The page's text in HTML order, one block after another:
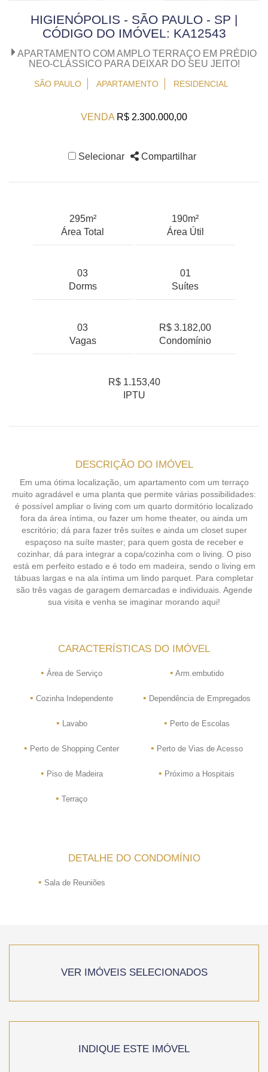
HIGIENÓPOLIS - SÃO PAULO - SP |
CÓDIGO DO IMÓVEL: KA12543
APARTAMENTO COM AMPLO TERRAÇO EM PRÉDIO
NEO-CLÁSSICO PARA DEIXAR DO SEU JEITO!
SÃO PAULO APARTAMENTO RESIDENCIAL
VENDA R$ 2.300.000,00
Selecionar Compartilhar
295m²
Área Total
190m²
Área Útil
03
Dorms
01
Suítes
03
Vagas
R$ 3.182,00
Condomínio
R$ 1.153,40
IPTU
DESCRIÇÃO DO IMÓVEL
Em uma ótima localização, um apartamento com um terraço
muito agradável e uma planta que permite várias possibilidades:
é possível ampliar o living com um quarto dormitório localizado
fora da área íntima, ou fazer um home theater, ou ainda um
escritório; dá para fazer três suítes e ainda um closet super
espaçoso na suíte master; para quem gosta de receber e
cozinhar, dá para integrar a copa/cozinha com o living. O piso
está em perfeito estado e é todo em madeira, sendo o living em
tábuas largas e na ala íntima um lindo parquet. Para completar
são três vagas de garagem demarcadas e individuais. Agende
sua visita e venha se imaginar morando aqui!
CARACTERÍSTICAS DO IMÓVEL
• Área de Serviço • Arm.embutido
• Cozinha Independente • Dependência de Empregados
• Lavabo • Perto de Escolas
• Perto de Shopping Center • Perto de Vias de Acesso
• Piso de Madeira • Próximo a Hospitais
• Terraço
DETALHE DO CONDOMÍNIO
• Sala de Reuniões
VER IMÓVEIS SELECIONADOS
INDIQUE ESTE IMÓVEL